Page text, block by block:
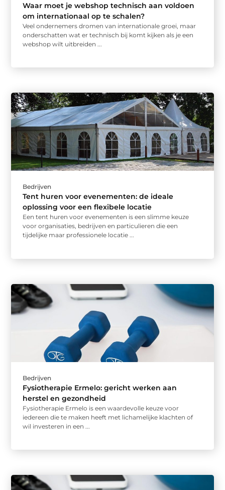
Waar moet je webshop technisch aan voldoen
om internationaal op te schalen?
Veel ondernemers dromen van internationale groei, maar
onderschatten wat er technisch bij komt kijken als je een
webshop wilt uitbreiden ...
Bedrijven
Tent huren voor evenementen: de ideale
oplossing voor een flexibele locatie
Een tent huren voor evenementen is een slimme keuze
voor organisaties, bedrijven en particulieren die een
tijdelijke maar professionele locatie ...
Bedrijven
Fysiotherapie Ermelo: gericht werken aan
herstel en gezondheid
Fysiotherapie Ermelo is een waardevolle keuze voor
iedereen die te maken heeft met lichamelijke klachten of
wil investeren in een ...